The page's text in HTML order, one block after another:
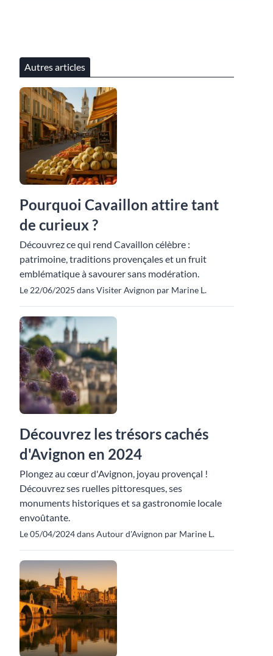
Autres articles
Pourquoi Cavaillon attire tant
de curieux ?
Découvrez ce qui rend Cavaillon célèbre :
patrimoine, traditions provençales et un fruit
emblématique à savourer sans modération.
Le 22/06/2025 dans Visiter Avignon par Marine L.
Découvrez les trésors cachés
d'Avignon en 2024
Plongez au cœur d'Avignon, joyau provençal !
Découvrez ses ruelles pittoresques, ses
monuments historiques et sa gastronomie locale
envoûtante.
Le 05/04/2024 dans Autour d'Avignon par Marine L.